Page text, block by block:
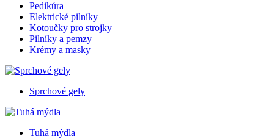
Pedikúra
Elektrické pilníky
Kotoučky pro strojky
Pilníky a pemzy
Krémy a masky
Sprchové gely
Tuhá mýdla